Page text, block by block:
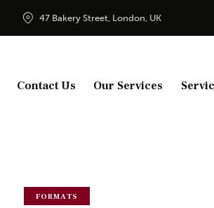
47 Bakery Street, London, UK
Contact Us Our Services
FORMATS